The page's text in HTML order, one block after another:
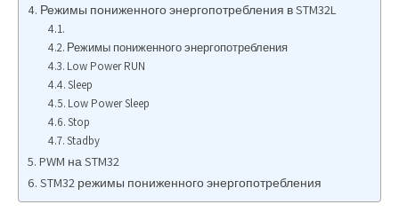
Режимы пониженного энергопотребления в STM32L
Режимы пониженного энергопотребления
Low Power RUN
Sleep
Low Power Sleep
Stop
Stadby
PWM на STM32
STM32 режимы пониженного энергопотребления